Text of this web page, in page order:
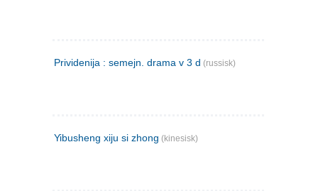
Prividenija : semejn. drama v 3 d (russisk)
Yibusheng xiju si zhong (kinesisk)